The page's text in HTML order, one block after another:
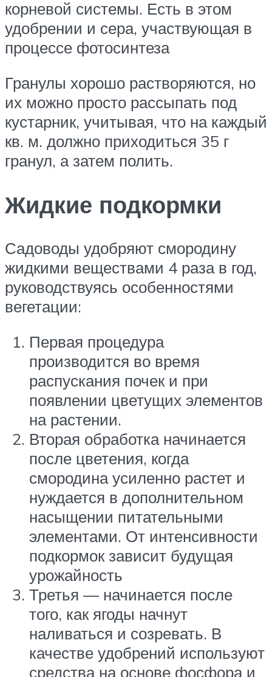
корневой системы. Есть в этом
удобрении и сера, участвующая в
процессе фотосинтеза
Гранулы хорошо растворяются, но
их можно просто рассыпать под
кустарник, учитывая, что на каждый
кв. м. должно приходиться 35 г
гранул, а затем полить.
Жидкие подкормки
Садоводы удобряют смородину
жидкими веществами 4 раза в год,
руководствуясь особенностями
вегетации:
Первая процедура
производится во время
распускания почек и при
появлении цветущих элементов
на растении.
Вторая обработка начинается
после цветения, когда
смородина усиленно растет и
нуждается в дополнительном
насыщении питательными
элементами. От интенсивности
подкормок зависит будущая
урожайность
Третья — начинается после
того, как ягоды начнут
наливаться и созревать. В
качестве удобрений используют
средства на основе фосфора и